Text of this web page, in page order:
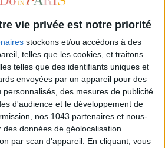
vie privée est notre priorité
stockons et/ou accédons à des
telles que les cookies, et traitons
telles que des identifiants uniques et
envoyées par un appareil pour des
personnalisés, des mesures de publicité
d'audience et le développement de
nos 1043 partenaires et nous-
des données de géolocalisation
par scan d'appareil. En cliquant, vous
UN WEEK-END SPA ET GASTRONOMIE